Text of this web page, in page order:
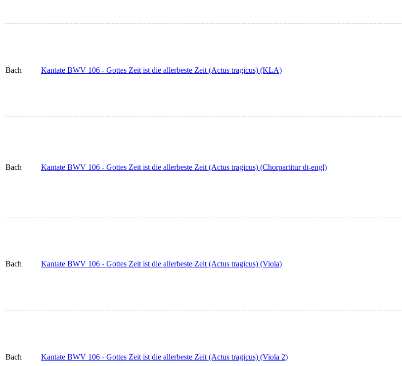
Bach Kantate BWV 106 - Gottes Zeit ist die allerbeste Zeit (Actus tragicus) (KLA)
Bach Kantate BWV 106 - Gottes Zeit ist die allerbeste Zeit (Actus tragicus) (Chorpartitur dt-engl)
Bach Kantate BWV 106 - Gottes Zeit ist die allerbeste Zeit (Actus tragicus) (Viola)
Bach Kantate BWV 106 - Gottes Zeit ist die allerbeste Zeit (Actus tragicus) (Viola 2)